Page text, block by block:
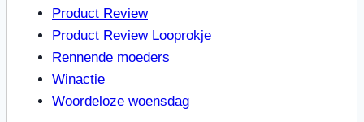
Product Review
Product Review Looprokje
Rennende moeders
Winactie
Woordeloze woensdag